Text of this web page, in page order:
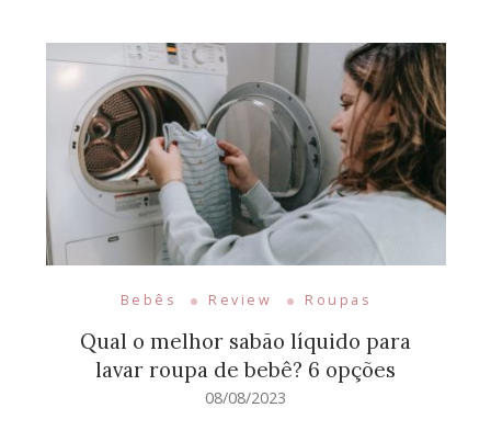
Bebês Review Roupas
Qual o melhor sabão líquido para
lavar roupa de bebê? 6 opções
08/08/2023